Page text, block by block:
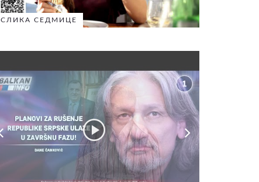
СЛИКА СЕДМИЦЕ